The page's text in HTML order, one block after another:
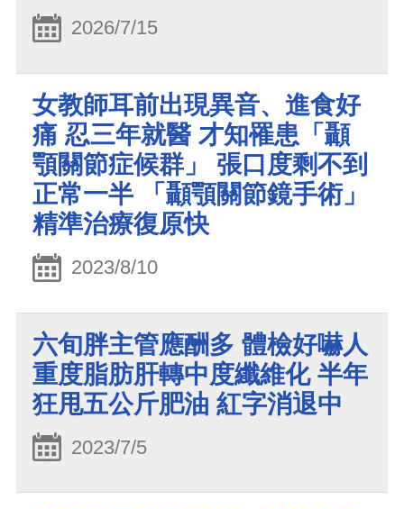
2026/7/15
女教師耳前出現異音、進食好
痛 忍三年就醫 才知罹患「顳
顎關節症候群」 張口度剩不到
正常一半 「顳顎關節鏡手術」
精準治療復原快
2023/8/10
六旬胖主管應酬多 體檢好嚇人
重度脂肪肝轉中度纖維化 半年
狂甩五公斤肥油 紅字消退中
2023/7/5